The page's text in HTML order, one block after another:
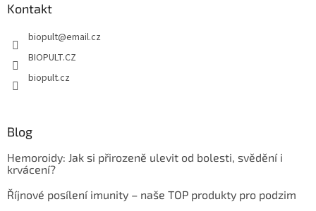
Kontakt
biopult@email.cz
BIOPULT.CZ
biopult.cz
Blog
Hemoroidy: Jak si přirozeně ulevit od bolesti, svědění i
krvácení?
Říjnové posílení imunity – naše TOP produkty pro podzim